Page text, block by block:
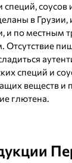
специй, соусов
в Грузии,
и по местным
Отсутствие
специй и
веществ и
глютена.